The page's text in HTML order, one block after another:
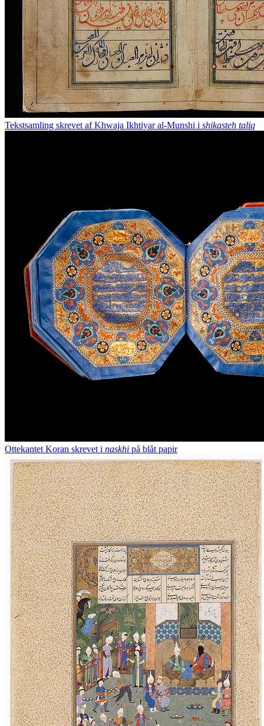
Tekstsamling skrevet af Khwaja Ikhtiyar al-Munshi i shikasteh taliq
Ottekantet Koran skrevet i naskhi på blåt papir